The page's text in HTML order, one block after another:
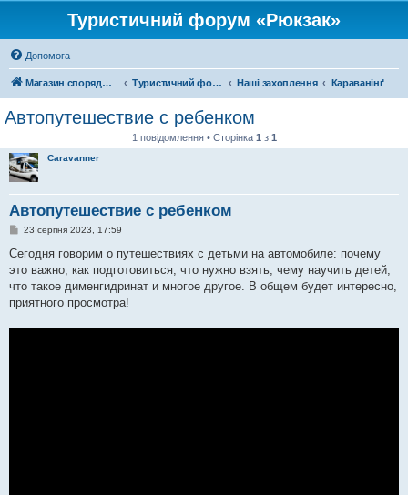
Туристичний форум «Рюкзак»
Допомога
Магазин спорядження Туристичний форум «Рюкзак» Наші захоплення Караванінґ
Автопутешествие с ребенком
1 повідомлення • Сторінка 1 з 1
Caravanner
Автопутешествие с ребенком
П
в
д
о
л
н
23 серпня 2023, 17:59
Сегодня говорим о путешествиях с детьми на автомобиле: почему
это важно, как подготовиться, что нужно взять, чему научить детей,
что такое дименгидринат и многое другое. В общем будет интересно,
приятного просмотра!